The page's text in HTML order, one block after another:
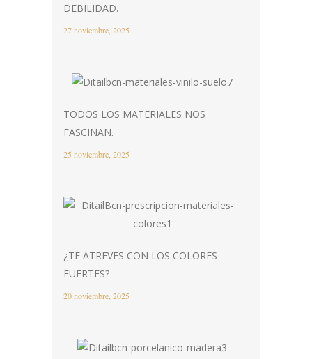
DEBILIDAD.
27 noviembre, 2025
TODOS LOS MATERIALES NOS
FASCINAN.
25 noviembre, 2025
¿TE ATREVES CON LOS COLORES
FUERTES?
20 noviembre, 2025